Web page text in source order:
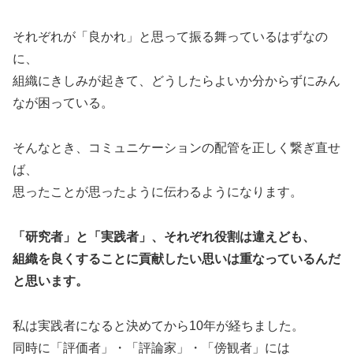
それぞれが「良かれ」と思って振る舞っているはずなの
に、
組織にきしみが起きて、どうしたらよいか分からずにみん
なが困っている。
そんなとき、コミュニケーションの配管を正しく繋ぎ直せ
ば、
思ったことが思ったように伝わるようになります。
「研究者」と「実践者」、それぞれ役割は違えども、
組織を良くすることに貢献したい思いは重なっているんだ
と思います。
私は実践者になると決めてから10年が経ちました。
同時に「評価者」・「評論家」・「傍観者」には